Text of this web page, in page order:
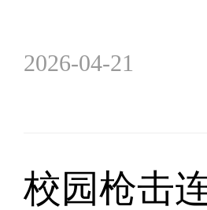
2026-04-21
校园枪击